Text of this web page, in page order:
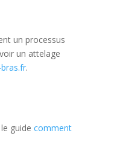
un processus
un attelage
.
le guidecomment